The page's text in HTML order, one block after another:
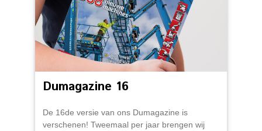
Dumagazine 16
De 16de versie van ons Dumagazine is
verschenen! Tweemaal per jaar brengen wij